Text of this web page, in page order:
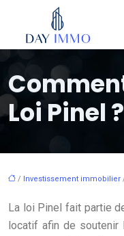
Loi Pinel ?
/ Investissement immobilier
La loi Pinel fait partie
locatif afin de soutenir